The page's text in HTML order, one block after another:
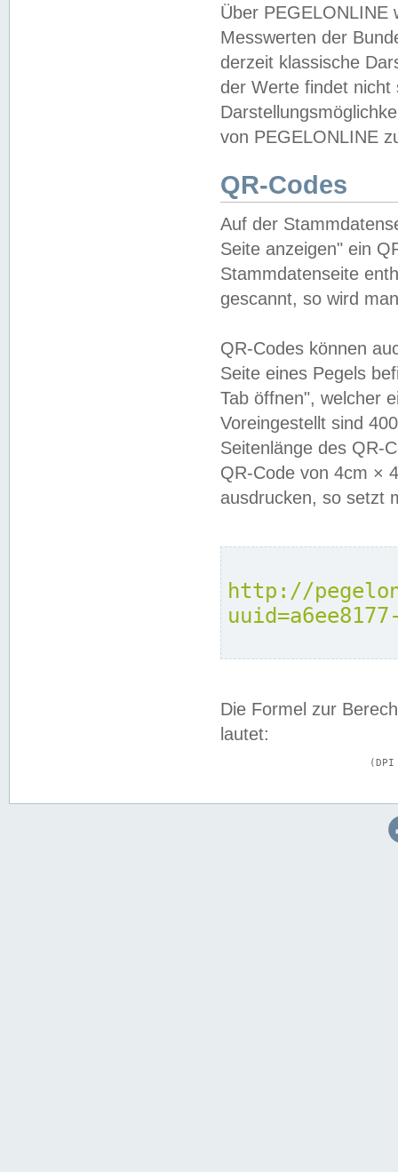
Über PEGELONLINE
Messwerten der
derzeit klassische
der Werte findet
von PEGELONLINE
QR-Codes
Auf der
Seite anzeigen" ein
Stammdatenseite
gescannt, so wird
QR-Codes können
Seite eines Pegels
Tab öffnen", welcher
Voreingestellt sind
Seitenlänge des QR-
QR-Code von 4cm ×
ausdrucken, so setzt
http://
Die Formel zur
lautet: